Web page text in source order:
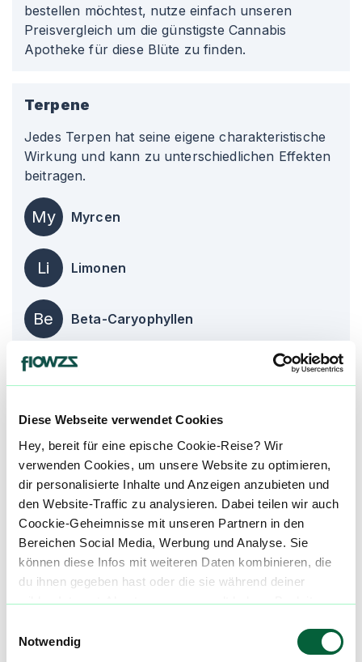
Diese Webseite verwendet Cookies
Hey, bereit für eine epische Cookie-Reise? Wir
verwenden Cookies, um unsere Website zu optimieren,
dir personalisierte Inhalte und Anzeigen anzubieten und
den Website-Traffic zu analysieren. Dabei teilen wir auch
Coockie-Geheimnisse mit unseren Partnern in den
Bereichen Social Media, Werbung und Analyse. Sie
können diese Infos mit weiteren Daten kombinieren, die
du ihnen gegeben hast oder die sie während deiner
wilden Internet-Abenteuer gesammelt haben. Begleite
Notwendig
bestellen möchtest, nutze einfach unseren
Preisvergleich um die günstigste Cannabis
Apotheke für diese Blüte zu finden.
Terpene
Jedes Terpen hat seine eigene charakteristische
Wirkung und kann zu unterschiedlichen Effekten
beitragen.
My Myrcen
Li Limonen
Be Beta-Caryophyllen
Medizinische Wirkung bei*
Die Informationen auf dieser Seite beruhen auf
sind kein Ersatz für professionelle medizinische
Beratung. Hole dir den Rat eines Arztes ein,
bevor Du Cannabis zur Behandlung einer
Krankheit verwendest.
Stress
Sc Schlafstörungen